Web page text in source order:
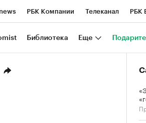
РБК Компании Телеканал РБК
Национальные проекты Город
Библиотека Еще